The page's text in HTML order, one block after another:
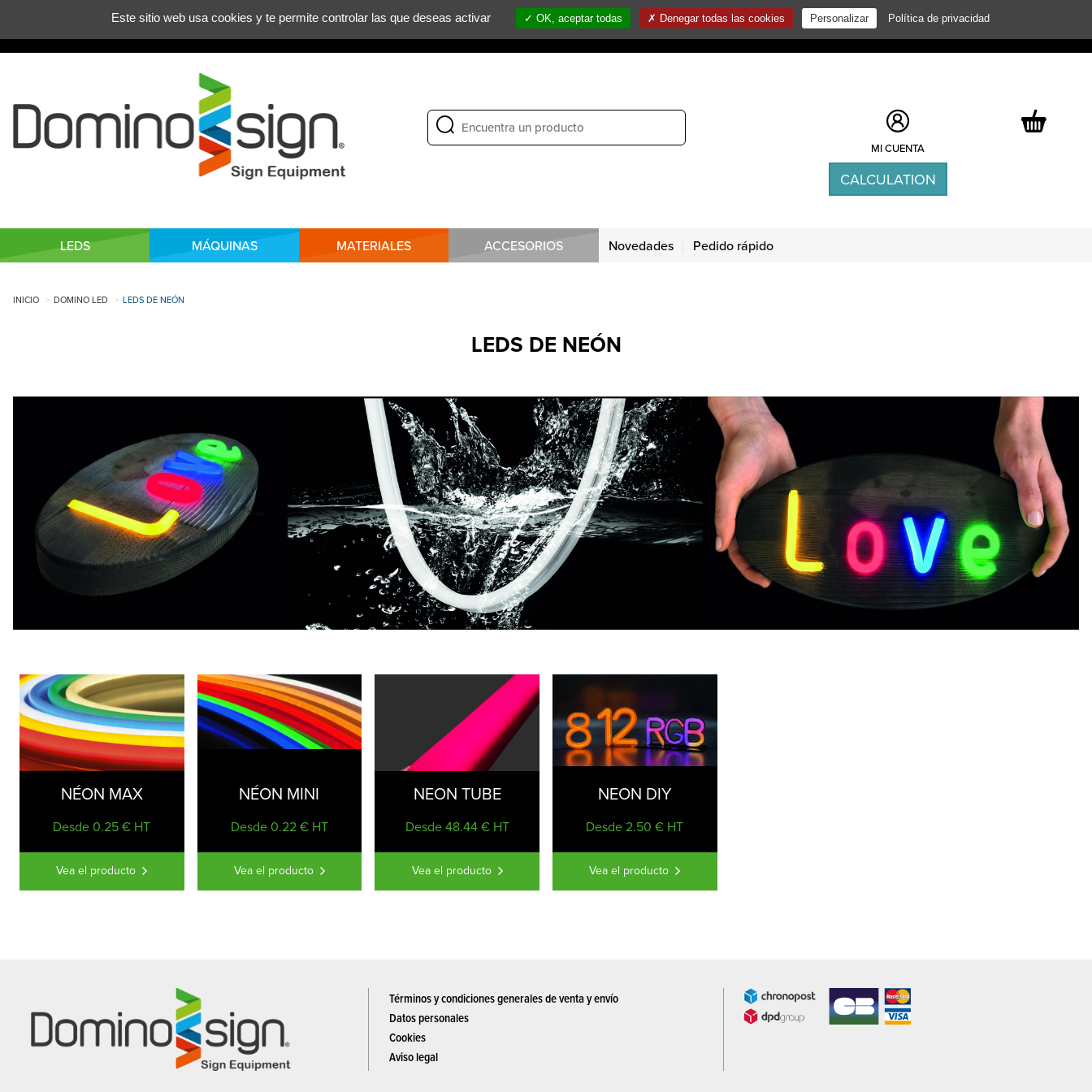
NOTICIAS / EXPOSICIONES CONTACTE CON
MI CUENTA
CALCULATION
LEDS MÁQUINAS MATERIALES ACCESORIOS Novedades Pedido rápido
INICIO DOMINO LED LEDS DE NEÓN
LEDS DE NEÓN
NÉON MAX
Desde 0.25 € HT
Vea el producto
NÉON MINI
Desde 0.22 € HT
Vea el producto
NEON TUBE
Desde 48.44 € HT
Vea el producto
NEON DIY
Desde 2.50 € HT
Vea el producto
Términos y condiciones generales de venta y envío
Datos personales
Cookies
Aviso legal
Gestión de las preferencias de las cookies
Este sitio web usa cookies y te permite controlar las que deseas activar OK, aceptar todas Denegar todas las cookies Personalizar Política de privacidad